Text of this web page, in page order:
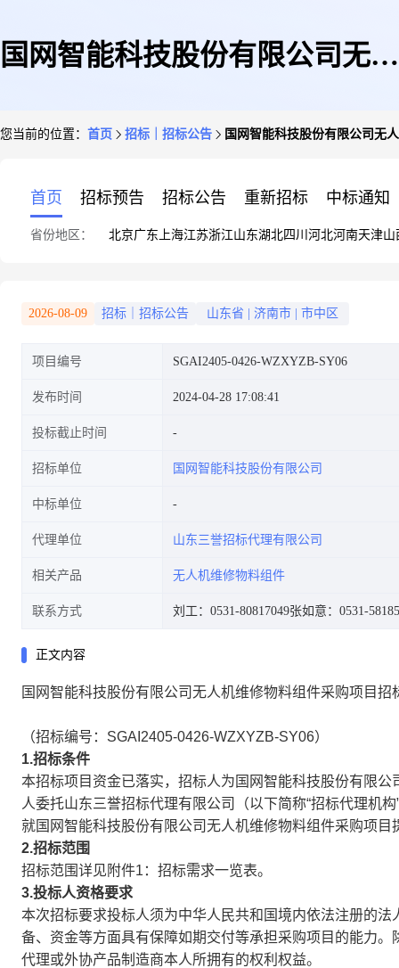
国网智能科技股份有限公司无人
您当前的位置： 首页 招标｜招标公告 国网智能科技股份有限公司无
首页 招标预告 招标公告 重新招标 中标通知
省份地区： 北京广东 上海江苏浙江山东湖北四川 河北河南天津山
2026-08-09 招标｜招标公告 山东省 济南市 市中区
项目编号 SGAI2405-0426-WZXYZB-SY06
发布时间 2024-04-28 17:08:41
投标截止时间
招标单位 国网智能科技股份有限公司
中标单位
代理单位 山东三誉招标代理有限公司
相关产品 无人机维修物料组件
联系方式 刘工：0531-80817049张如意：0531-
正文内容
国网智能科技股份有限公司无人机维修物料组件采购项目招
（招标编号：SGAI2405-0426-WZXYZB-SY06）
1.招标条件
本招标项目资金已落实，招标人为国网智能科技股份有限
人委托山东三誉招标代理有限公司（以下简称“招标代理机
就国网智能科技股份有限公司无人机维修物料组件采购项
2.招标范围
招标范围详见附件1：招标需求一览表。
3.投标人资格要求
本次招标要求投标人须为中华人民共和国境内依法注册的
备、资金等方面具有保障如期交付等承担采购项目的能力
代理或外协产品制造商本人所拥有的权利权益。